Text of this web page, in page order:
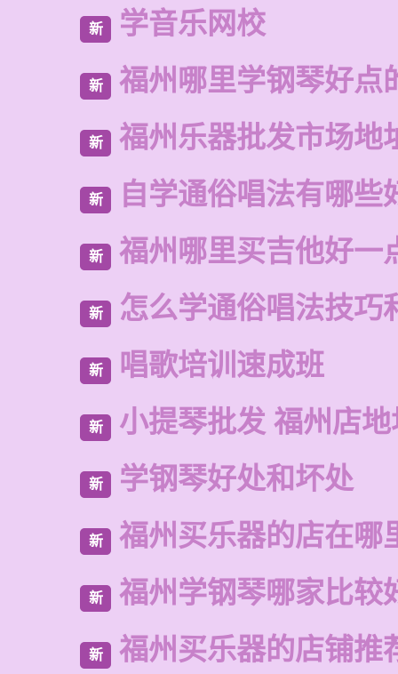
新 学音乐网校
新 福州哪里学钢琴好点
新 福州乐器批发市场地
新 自学通俗唱法有哪些
新 福州哪里买吉他好一
新 怎么学通俗唱法技巧
新 唱歌培训速成班
新 小提琴批发 福州店
新 学钢琴好处和坏处
新 福州买乐器的店在哪
新 福州学钢琴哪家比较
新 福州买乐器的店铺推